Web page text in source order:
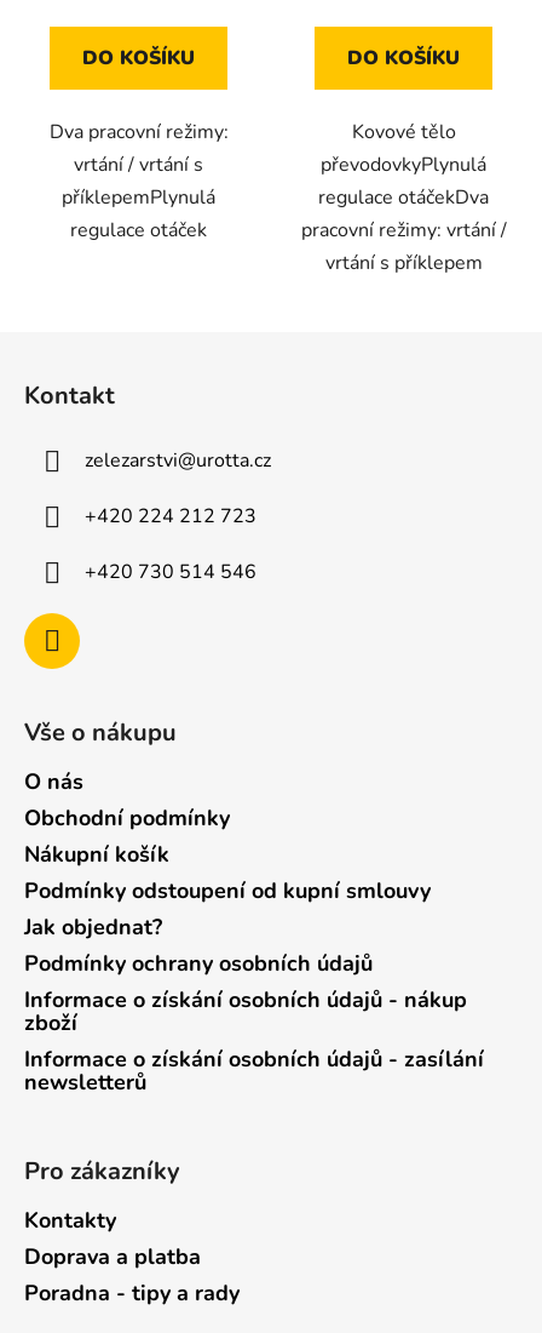
DO KOŠÍKU
Dva pracovní režimy:
vrtání / vrtání s
příklepemPlynulá
regulace otáček
DO KOŠÍKU
Kovové tělo
převodovkyPlynulá
regulace otáčekDva
pracovní režimy: vrtání /
vrtání s příklepem
Kontakt
zelezarstvi@urotta.cz
+420 224 212 723
+420 730 514 546
Vše o nákupu
O nás
Obchodní podmínky
Nákupní košík
Podmínky odstoupení od kupní smlouvy
Jak objednat?
Podmínky ochrany osobních údajů
Informace o získání osobních údajů - nákup
zboží
Informace o získání osobních údajů - zasílání
newsletterů
Pro zákazníky
Kontakty
Doprava a platba
Poradna - tipy a rady